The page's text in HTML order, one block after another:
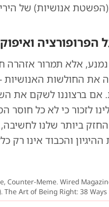
(הפשטת אנושיות) של
ואיפוק
נמנע, אלא תמרור אזהרה
את החולשות האנושיות
ברצוננו לשקם את
לזכור כי לא כל
ביותר שלנו
והכבוד אינו רק
Counter-Meme. Wired
The Art of Being Right: 38